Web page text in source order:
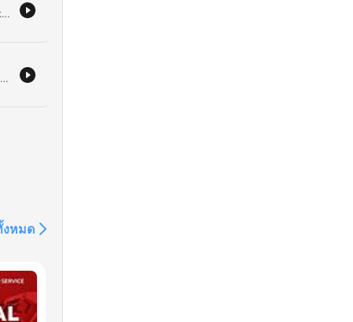
Deze aflevering bespreekt de spanningen binnen de NAVO tijdens de top in Ankara, waarbij de onvoorspelbare houding van Trump en de reactie van Rutte centraal staan. Daarnaast wordt de verschuiving in defensie-aankopen naar Europa en de groeiende militaire samenwerking met Oekraïne belicht. Verder wordt de escalerende militaire spanning in Oekraïne behandeld, met specifieke aandacht voor de kwetsbaarheid van de Russische logistiek en de Krim. Tot slot wordt de toenemende dreiging in het Midden-Oosten en de confrontatie tussen de VS en Iran besproken.
Deze aflevering bespreekt de Russische aanvallen op burgerdoelen in Oekraïne en de beperkte mogelijkheden van het Westen om hier effectief op te reageren door een uitgeput arsenaal. Daarnaast wordt de complexiteit van de escalatieladder en mogelijke Russische provocaties tegen de NAVO geanalyseerd. De discussie behandelt verder de risico's van Russische escalatie en de werking van nucleaire afschrikking. De sprekers analyseren scenario's waarbij Poetin kleine territoriale winsten kan proberen te behalen in gebieden met weinig NAVO-troepen en bespreken de veranderende drempel voor het gebruik van kernwapens.
งหมด